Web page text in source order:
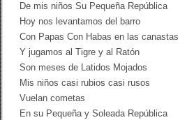
De mis niños Su Pequeña República
Hoy nos levantamos del barro
Con Papas Con Habas en las canastas
Y jugamos al Tigre y al Ratón
Son meses de Latidos Mojados
Mis niños casi rubios casi rusos
Vuelan cometas
En su Pequeña y Soleada República